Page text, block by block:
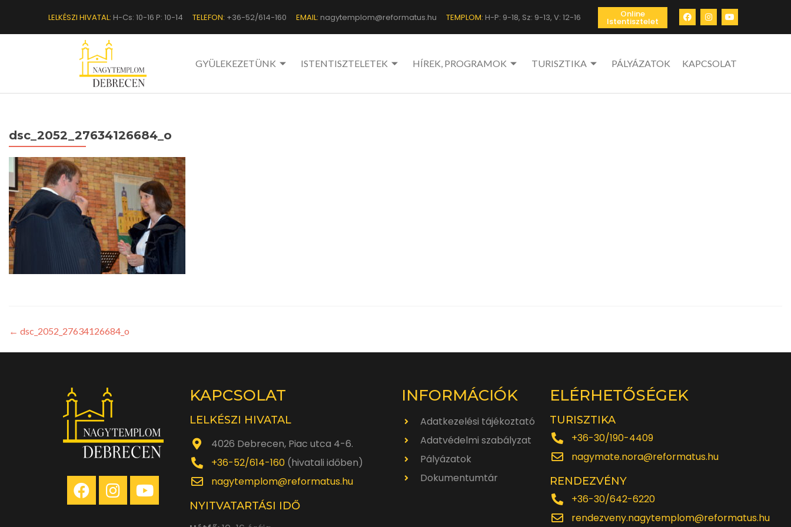
LELKÉSZI HIVATAL: H-Cs: 10-16 P: 10-14 TELEFON: +36-52/614-160 EMAIL: nagytemplom@reformatus.hu TEMPLOM: H-P: 9-18, Sz: 9-13, V: 12-16 Online
Istentisztelet
GYÜLEKEZETÜNK ISTENTISZTELETEK HÍREK, PROGRAMOK TURISZTIKA PÁLYÁZATOK KAPCSOLAT
dsc_2052_27634126684_o
← dsc_2052_27634126684_o
KAPCSOLAT
LELKÉSZI HIVATAL
4026 Debrecen, Piac utca 4-6.
+36-52/614-160 (hivatali időben)
nagytemplom@reformatus.hu
NYITVATARTÁSI IDŐ
INFORMÁCIÓK
Adatkezelési tájékoztató
Adatvédelmi szabályzat
Pályázatok
Dokumentumtár
ELÉRHETŐSÉGEK
TURISZTIKA
+36-30/190-4409
nagymate.nora@reformatus.hu
RENDEZVÉNY
+36-30/642-6220
rendezveny.nagytemplom@reformatus.hu